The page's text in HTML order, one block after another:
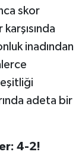
skor
inadından
adeta bir
4-2!